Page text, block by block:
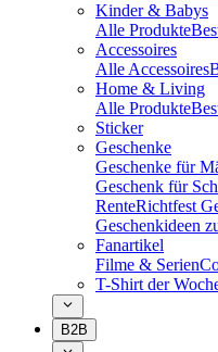
Kinder & Babys
Alle Produkte
Accessoires
Alle Accessoires
Home & Living
Alle Produkte
Sticker
Geschenke
Geschenke für
Geschenk für
RenteRichtfest
Geschenkideen
Fanartikel
Filme & Serien
T-Shirt der
B2B